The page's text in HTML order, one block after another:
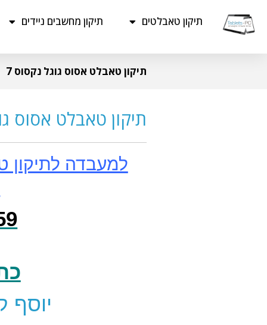
תיקון טאבלטים תיקון מחשבים ניידים
תיקון טאבלט אסוס גוגל נקסוס 7
תיקון טאבלט אסוס
למעבדה לתיקון
– 055
יוסף קארו 15